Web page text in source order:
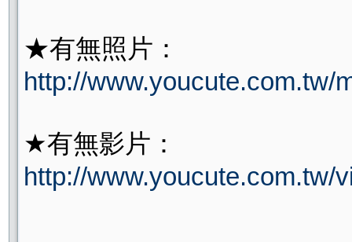
★有無照片：
http://www.youcute.com.tw/
★有無影片：
http://www.youcute.com.tw/